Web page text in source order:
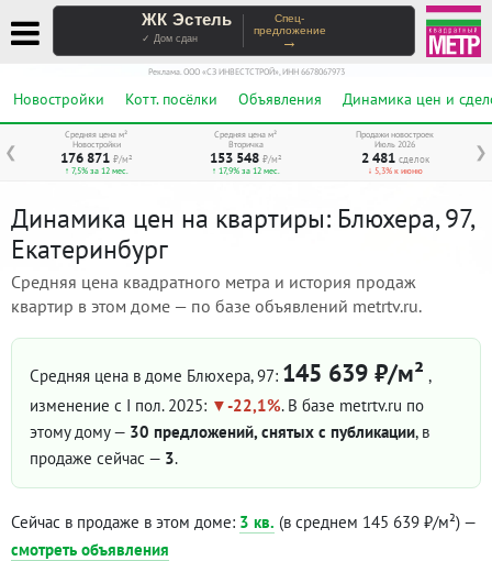
ЖК Эстель
✓ Дом сдан
Спец-
предложение
→
Реклама. ООО «СЗ ИНВЕСТСТРОЙ», ИНН 6678067973
Новостройки Котт. посёлки Объявления Динамика цен и
❮ ❯
Средняя цена м²
Новостройки
176 871 ₽/м²
↑ 7,5% за 12 мес.
Средняя цена м²
Вторичка
153 548 ₽/м²
↑ 17,9% за 12 мес.
Продажи новостроек
Июль 2026
2 481 сделок
↓ 5,3% к июню
Динамика цен на квартиры: Блюхера, 97,
Екатеринбург
Средняя цена квадратного метра и история продаж
квартир в этом доме — по базе объявлений metrtv.ru.
Средняя цена в доме Блюхера, 97: 145 639 ₽/м² ,
изменение с I пол. 2025:
-22,1%. В базе metrtv.ru по
этому дому — 30 предложений, снятых с публикации, в
продаже сейчас — 3.
Сейчас в продаже в этом доме: 3 кв. (в среднем 145 639 ₽/м²) —
смотреть объявления